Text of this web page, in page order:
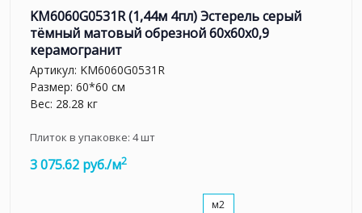
KM6060G0531R (1,44м 4пл) Эстерель серый
тёмный матовый обрезной 60x60x0,9
керамогранит
Артикул: KM6060G0531R
Размер: 60*60 см
Вес: 28.28 кг
Плиток в упаковке: 4шт
3 075.62 руб./м2
м2